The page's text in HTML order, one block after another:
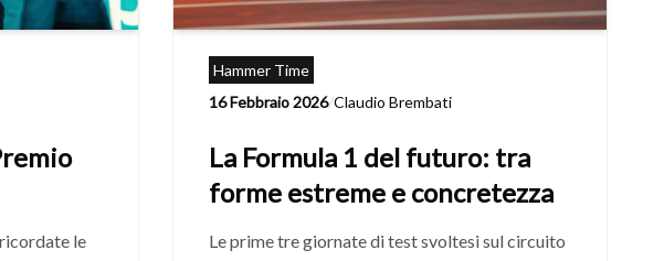
le
Hammer Time
16 Febbraio 2026/Claudio Brembati
La Formula 1 del futuro: tra
forme estreme e concretezza
Le prime tre giornate di test svoltesi sul circuito